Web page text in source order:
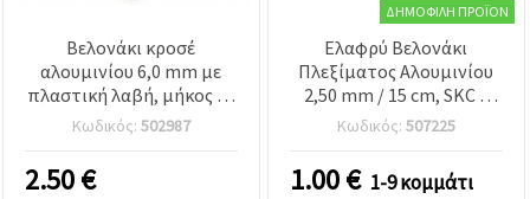
Βελονάκι κροσέ
αλουμινίου 6,0 mm με
πλαστική λαβή, μήκος 16
cm, SKC
Κωδικός: 502987
2.50€
ΔΗΜΟΦΙΛΉ ΠΡΟΪΌΝ
Ελαφρύ Βελονάκι
Πλεξίματος Αλουμινίου
2,50 mm / 15 cm, SKC –
Άνετο για Κροσέ & Έργα
με Νήματα
Κωδικός: 507225
1.00€ 1-9 κομμάτι